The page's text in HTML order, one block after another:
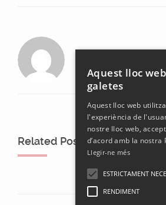
laura
Related Posts
Aquest lloc
galetes
Aquest lloc web
l'experiència de
nostre lloc web,
d’acord amb la nostra
Llegir-ne més
ESTRICTAMENT
RENDIMENT